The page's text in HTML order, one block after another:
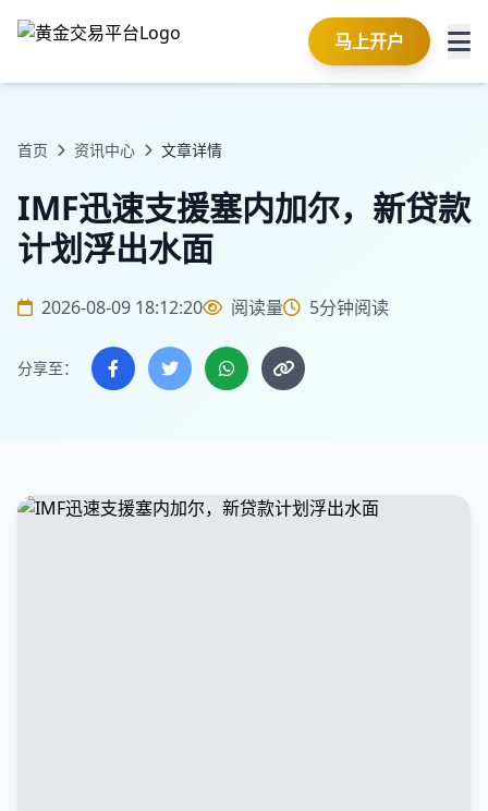
马上开户
首页 资讯中心 文章详情
IMF迅速支援塞内加尔，新贷款
计划浮出水面
2026-08-09 18:12:20 阅读量 5分钟阅读
分享至：